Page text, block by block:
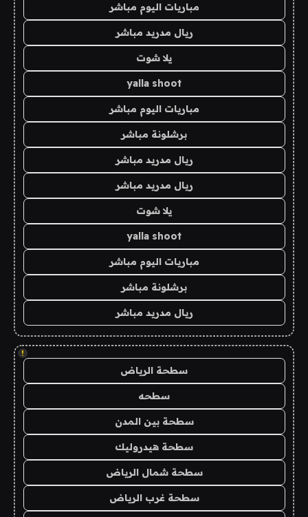
مباريات اليوم مباشر
ريال مدريد مباشر
يلا شوت
yalla shoot
مباريات اليوم مباشر
برشلونة مباشر
ريال مدريد مباشر
ريال مدريد مباشر
يلا شوت
yalla shoot
مباريات اليوم مباشر
برشلونة مباشر
ريال مدريد مباشر
!
سطحة الرياض
سطحه
سطحة بين المدن
سطحة هيدروليك
سطحة شمال الرياض
سطحة غرب الرياض